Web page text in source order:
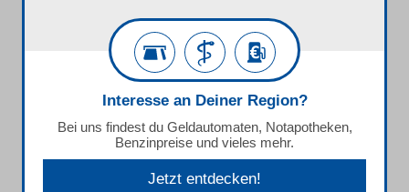
Interesse an Deiner Region?
Bei uns findest du Geldautomaten, Notapotheken,
Benzinpreise und vieles mehr.
Jetzt entdecken!